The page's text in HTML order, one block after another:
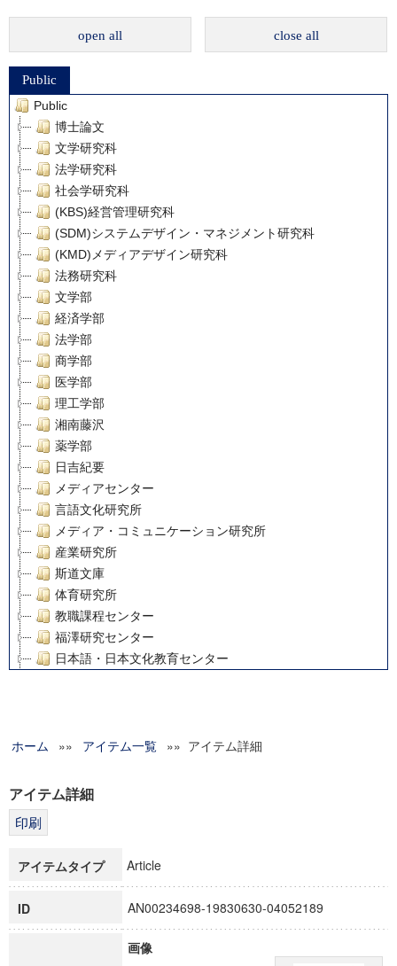
open all close all
Public
Public
博士論文
文学研究科
法学研究科
社会学研究科
(KBS)経営管理研究科
(SDM)システムデザイン・マネジメント研究科
(KMD)メディアデザイン研究科
法務研究科
文学部
経済学部
法学部
商学部
医学部
理工学部
湘南藤沢
薬学部
日吉紀要
メディアセンター
言語文化研究所
メディア・コミュニケーション研究所
産業研究所
斯道文庫
体育研究所
教職課程センター
福澤研究センター
日本語・日本文化教育センター
グローバルリサーチインスティテュート
科学研究費補助金研究成果報告書
博士課程教育リーディングプログラム「超成熟社会発展のサ
ホーム »» アイテム一覧 »» アイテム詳細
アイテム詳細
アイテムタイプ Article
ID AN00234698-19830630-04052189
画像